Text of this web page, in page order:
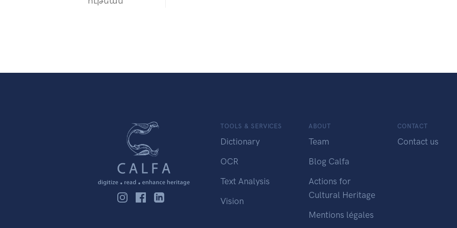
TOOLS & SERVICES
Dictionary
OCR
Text Analysis
Vision
ABOUT
Team
Blog Calfa
Actions for
Cultural Heritage
Mentions légales
CONTACT
Contact us